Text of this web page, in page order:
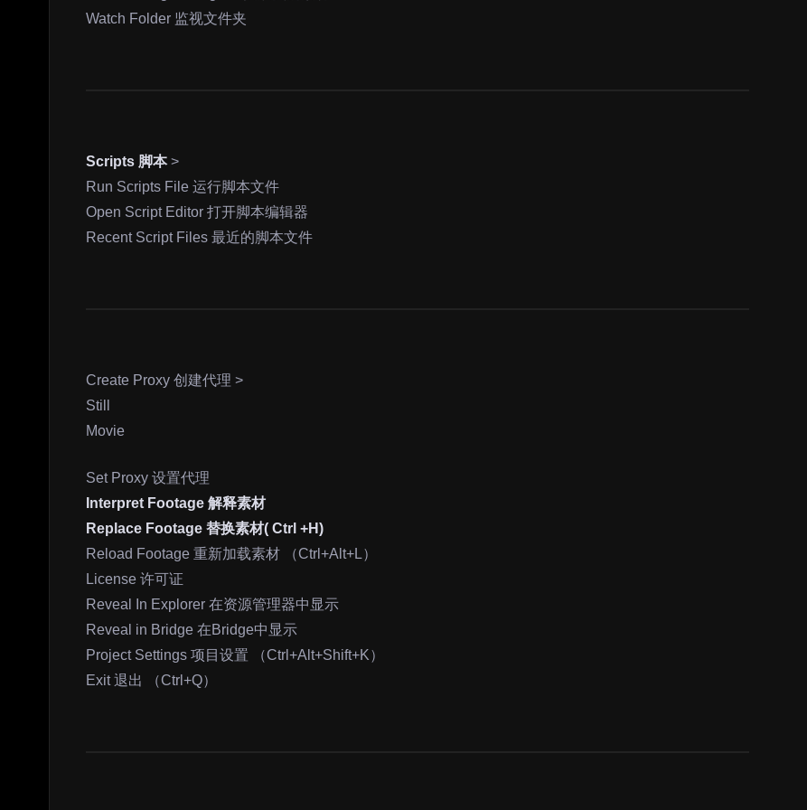
Watch Folder 监视文件夹
Scripts 脚本>
Run Scripts File 运行脚本文件
Open Script Editor 打开脚本编辑器
Recent Script Files 最近的脚本文件
Create Proxy 创建代理 >
Still
Movie
Set Proxy 设置代理
Interpret Footage 解释素材
Replace Footage 替换素材( Ctrl +H)
Reload Footage 重新加载素材 （Ctrl+Alt+L）
License 许可证
Reveal In Explorer 在资源管理器中显示
Reveal in Bridge 在Bridge中显示
Project Settings 项目设置 （Ctrl+Alt+Shift+K）
Exit 退出 （Ctrl+Q）